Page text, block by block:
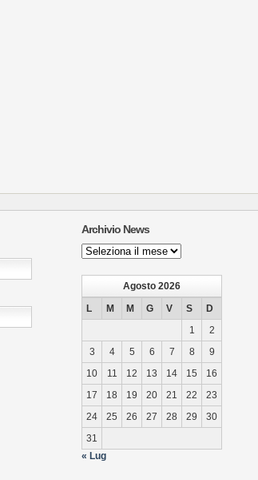
Archivio News
Archivio
News
Agosto 2026
L
M M G V S
D
1
2
3
4 5 6 7 8
9
10
11 12 13 14 15
16
17
18 19 20 21 22
23
24
25 26 27 28 29
30
31
« Lug